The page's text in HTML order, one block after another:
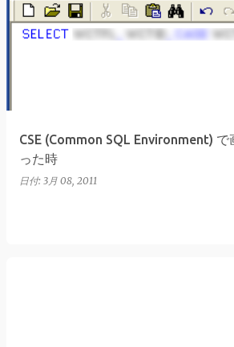
CSE (Common SQL Environment)
った時
日付: 3月 08, 2011